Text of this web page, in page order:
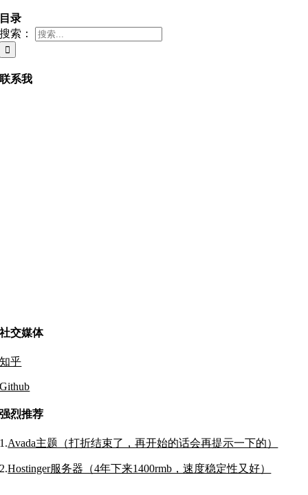
目录
搜索：
联系我
社交媒体
知乎
Github
强烈推荐
1.Avada主题（打折结束了，再开始的话会再提示一下的）
2.Hostinger服务器（4年下来1400rmb，速度稳定性又好）